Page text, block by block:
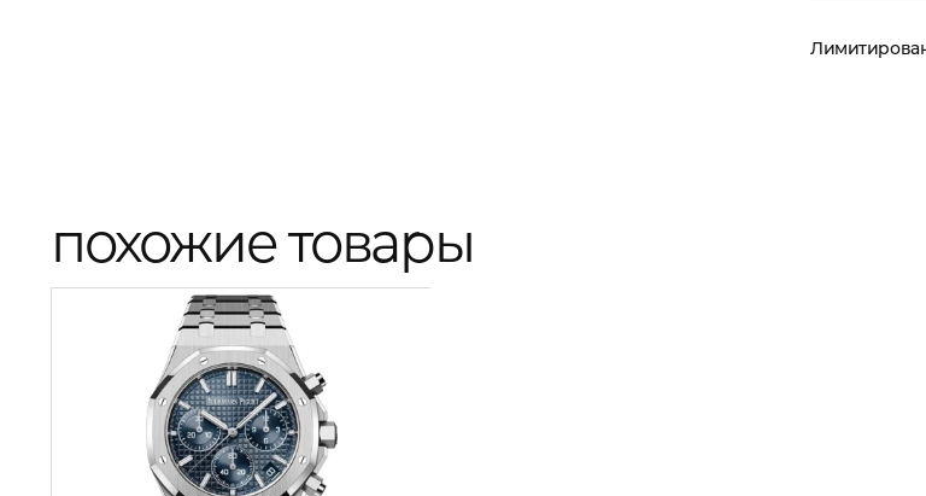
похожие товары